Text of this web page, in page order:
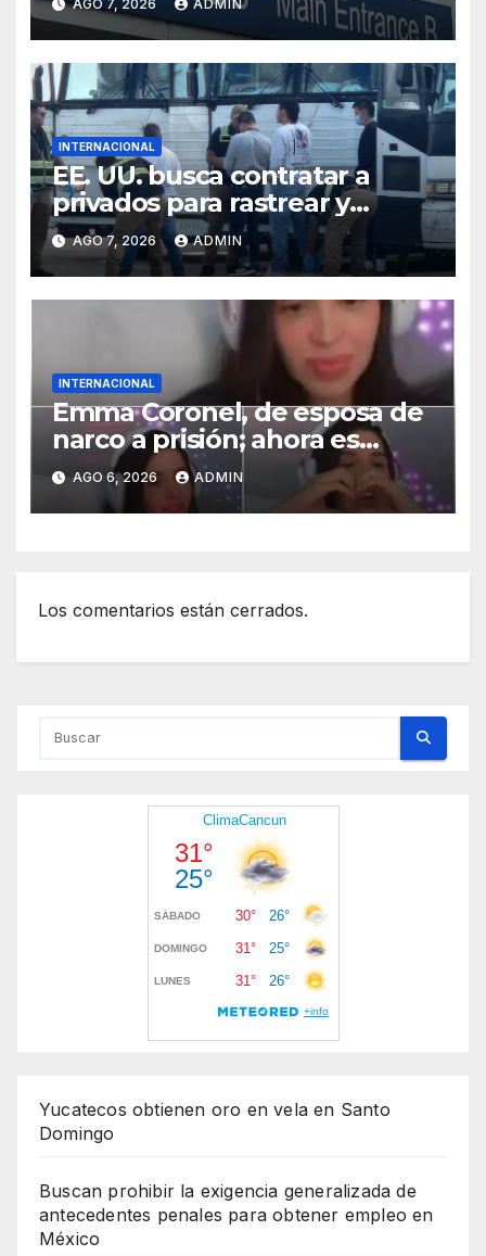
Muerte” en Gales
AGO 7, 2026 ADMIN
INTERNACIONAL
EE. UU. busca contratar a
privados para rastrear y
cobrar multas a migrantes
deportados en México y
Centroamérica
AGO 7, 2026 ADMIN
INTERNACIONAL
Emma Coronel, de esposa de
narco a prisión; ahora es
tiktoker
AGO 6, 2026 ADMIN
Los comentarios están cerrados.
Yucatecos obtienen oro en vela en Santo
Domingo
Buscan prohibir la exigencia generalizada de
antecedentes penales para obtener empleo en
México